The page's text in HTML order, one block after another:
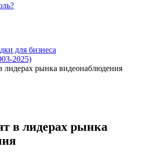
для бизнеса
2025)
лидерах рынка видеонаблюдения
в лидерах рынка